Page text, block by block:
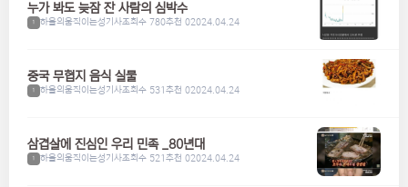
누가 봐도 늦잠 잔 사람의 심박수
1 하울의움직이는성기사조회수 780추천 02024.04.24
중국 무협지 음식 실물
1 하울의움직이는성기사조회수 531추천 02024.04.24
삼겹살에 진심인 우리 민족 _80년대
1 하울의움직이는성기사조회수 521추천 02024.04.24